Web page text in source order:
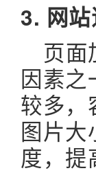
3. 网
页面
因素之
较多，
图片大
度，提